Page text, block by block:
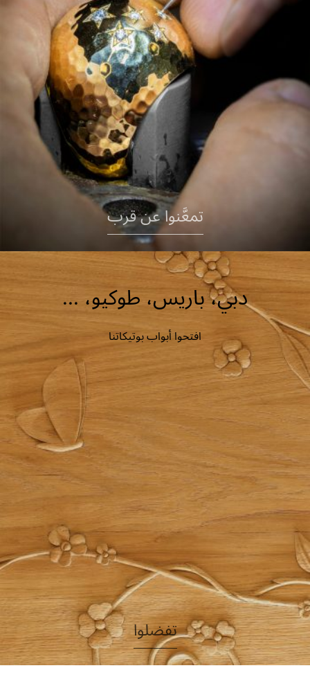
تمعَّنوا عن قرب
دبي، باريس، طوكيو، ...
افتحوا أبواب بوتيكاتنا
تفضلوا